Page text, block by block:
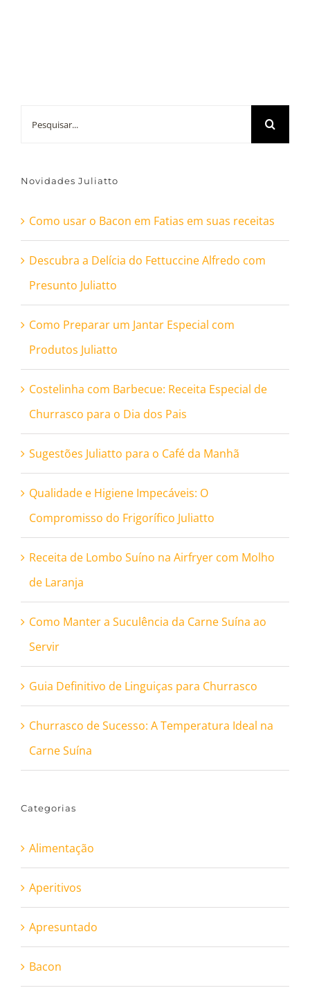
Novidades Juliatto
Como usar o Bacon em Fatias em suas receitas
Descubra a Delícia do Fettuccine Alfredo com
Presunto Juliatto
Como Preparar um Jantar Especial com
Produtos Juliatto
Costelinha com Barbecue: Receita Especial de
Churrasco para o Dia dos Pais
Sugestões Juliatto para o Café da Manhã
Qualidade e Higiene Impecáveis: O
Compromisso do Frigorífico Juliatto
Receita de Lombo Suíno na Airfryer com Molho
de Laranja
Como Manter a Suculência da Carne Suína ao
Servir
Guia Definitivo de Linguiças para Churrasco
Churrasco de Sucesso: A Temperatura Ideal na
Carne Suína
Categorias
Alimentação
Aperitivos
Apresuntado
Bacon